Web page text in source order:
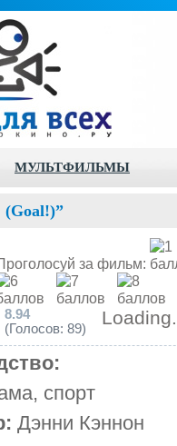
МУЛЬТФИЛЬМЫ
за фильм:
8.94
(Голосов: 89)
спорт
Дэнни Кэннон